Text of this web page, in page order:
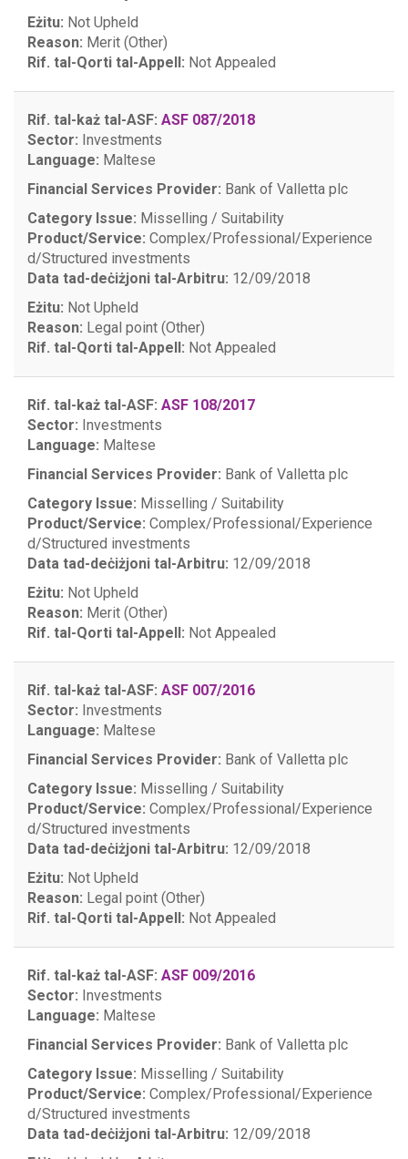
Eżitu: Not Upheld
Reason: Merit (Other)
Rif. tal-Qorti tal-Appell: Not Appealed
Rif. tal-każ tal-ASF: ASF 087/2018
Sector: Investments
Language: Maltese
Financial Services Provider: Bank of Valletta plc
Category Issue: Misselling / Suitability
Product/Service: Complex/Professional/Experience
d/Structured investments
Data tad-deċiżjoni tal-Arbitru: 12/09/2018
Eżitu: Not Upheld
Reason: Legal point (Other)
Rif. tal-Qorti tal-Appell: Not Appealed
Rif. tal-każ tal-ASF: ASF 108/2017
Sector: Investments
Language: Maltese
Financial Services Provider: Bank of Valletta plc
Category Issue: Misselling / Suitability
Product/Service: Complex/Professional/Experience
d/Structured investments
Data tad-deċiżjoni tal-Arbitru: 12/09/2018
Eżitu: Not Upheld
Reason: Merit (Other)
Rif. tal-Qorti tal-Appell: Not Appealed
Rif. tal-każ tal-ASF: ASF 007/2016
Sector: Investments
Language: Maltese
Financial Services Provider: Bank of Valletta plc
Category Issue: Misselling / Suitability
Product/Service: Complex/Professional/Experience
d/Structured investments
Data tad-deċiżjoni tal-Arbitru: 12/09/2018
Eżitu: Not Upheld
Reason: Legal point (Other)
Rif. tal-Qorti tal-Appell: Not Appealed
Rif. tal-każ tal-ASF: ASF 009/2016
Sector: Investments
Language: Maltese
Financial Services Provider: Bank of Valletta plc
Category Issue: Misselling / Suitability
Product/Service: Complex/Professional/Experience
d/Structured investments
Data tad-deċiżjoni tal-Arbitru: 12/09/2018